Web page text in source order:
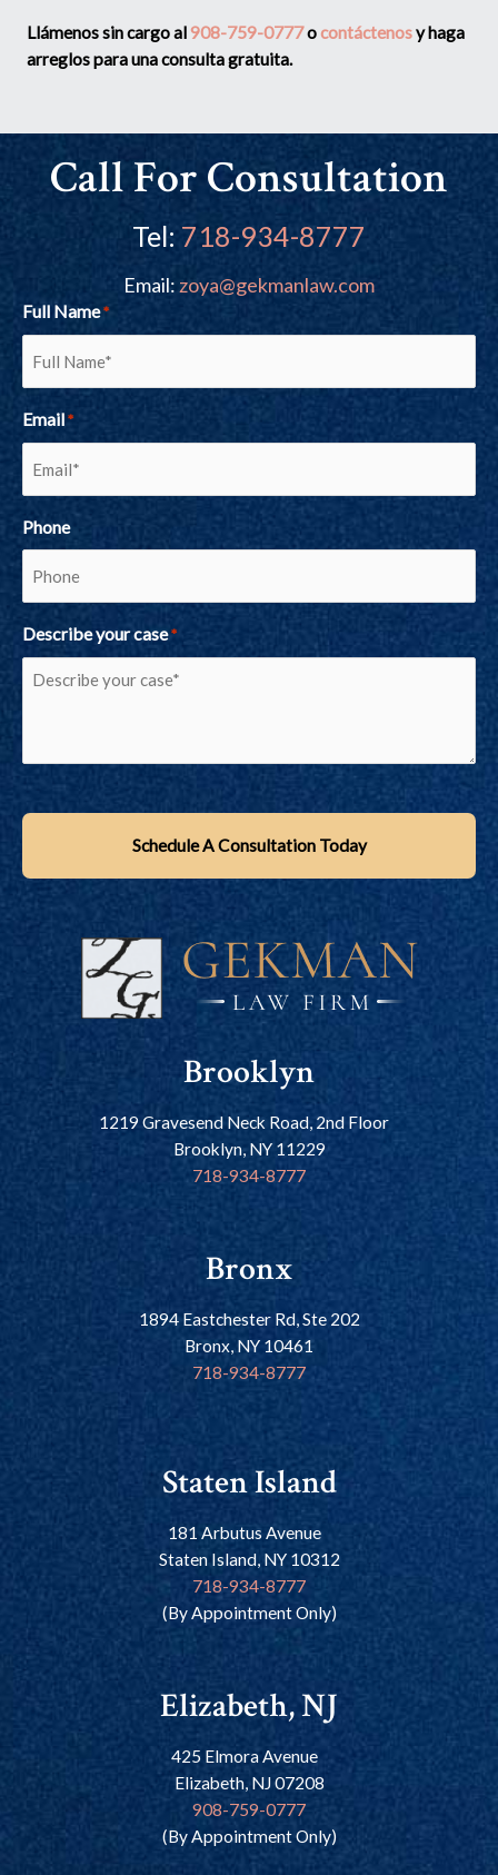
Llámenos sin cargo al908-759-0777ocontáctenosy haga
arreglos para una consulta gratuita.
Call For Consultation
Tel: 718-934-8777
Email:zoya@gekmanlaw.com
Full Name *
Email *
Phone
Describe your case *
Brooklyn
1219 Gravesend Neck Road, 2nd Floor
Brooklyn, NY 11229
718-934-8777
Bronx
1894 Eastchester Rd, Ste 202
Bronx, NY 10461
718-934-8777
Staten Island
181 Arbutus Avenue
Staten Island, NY 10312
718-934-8777
(By Appointment Only)
Elizabeth, NJ
425 Elmora Avenue
Elizabeth, NJ 07208
908-759-0777
(By Appointment Only)